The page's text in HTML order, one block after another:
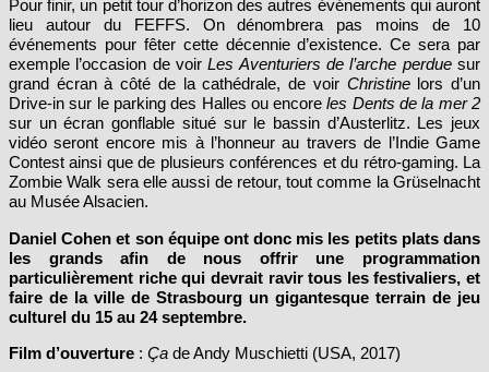
événements pour fêter cette décennie d’existence. Ce sera par
exemple l’occasion de voirLes Aventuriers de l’arche perdue sur
grand écran à côté de la cathédrale, de voir Christinelors d’un
Drive-in sur le parking des Halles ou encoreles Dents de la mer 2
sur un écran gonflable situé sur le bassin d’Austerlitz. Les jeux
vidéo seront encore mis à l’honneur au travers de l’Indie Game
Contest ainsi que de plusieurs conférences et du rétro-gaming. La
Zombie Walk sera elle aussi de retour, tout comme la Grüselnacht
au Musée Alsacien.
les grands afin de nous offrir une programmation
particulièrement riche qui devrait ravir tous les festivaliers, et
faire de la ville de Strasbourg un gigantesque terrain de jeu
culturel du 15 au 24 septembre.
Film d’ouverture:Çade Andy Muschietti (USA, 2017)
Tragedy Girls
de Tyler Macintyre ( USA, 2017)